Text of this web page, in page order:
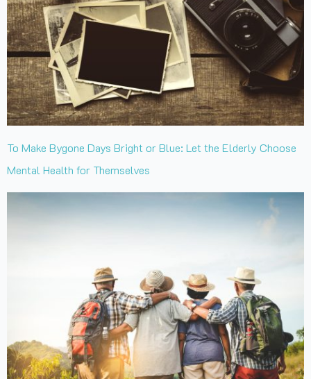
To Make Bygone Days Bright or Blue: Let the Elderly Choose
Mental Health for Themselves